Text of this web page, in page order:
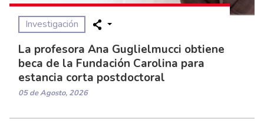
Investigación
La profesora Ana Guglielmucci obtiene
beca de la Fundación Carolina para
estancia corta postdoctoral
05 de Agosto, 2026